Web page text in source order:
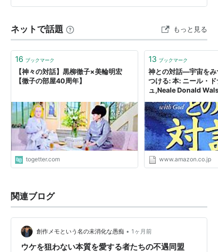
ではないのです。 ちなみ如来寿量品第十六では、久遠実
善男子、如来諸の衆生の小法を楽える徳薄垢重の者を見
ては、 是の人の為に我少くして出家し阿耨多羅…
ネットで話題 もっと見る
16 ブックマーク
【神々の対話】黒柳徹子×美輪明宏
【徹子の部屋40周年】
togetter.com
13 ブックマーク
神との対話―宇宙をみ
つける: 本: ニール・
ュ,Neale Donald
www.amazon.co.jp
関連ブログ
創作メモという名の未消化な愚痴 • 1ヶ月前
ウケを狙わない本質を愛する者たちの不遇同盟